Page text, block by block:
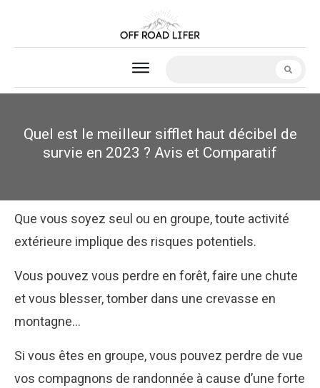
Quel est le meilleur sifflet haut décibel de
survie en 2023 ? Avis et Comparatif
Que vous soyez seul ou en groupe, toute activité
extérieure implique des risques potentiels.
Vous pouvez vous perdre en forêt, faire une chute
et vous blesser, tomber dans une crevasse en
montagne…
Si vous êtes en groupe, vous pouvez perdre de vue
vos compagnons de randonnée à cause d’une forte